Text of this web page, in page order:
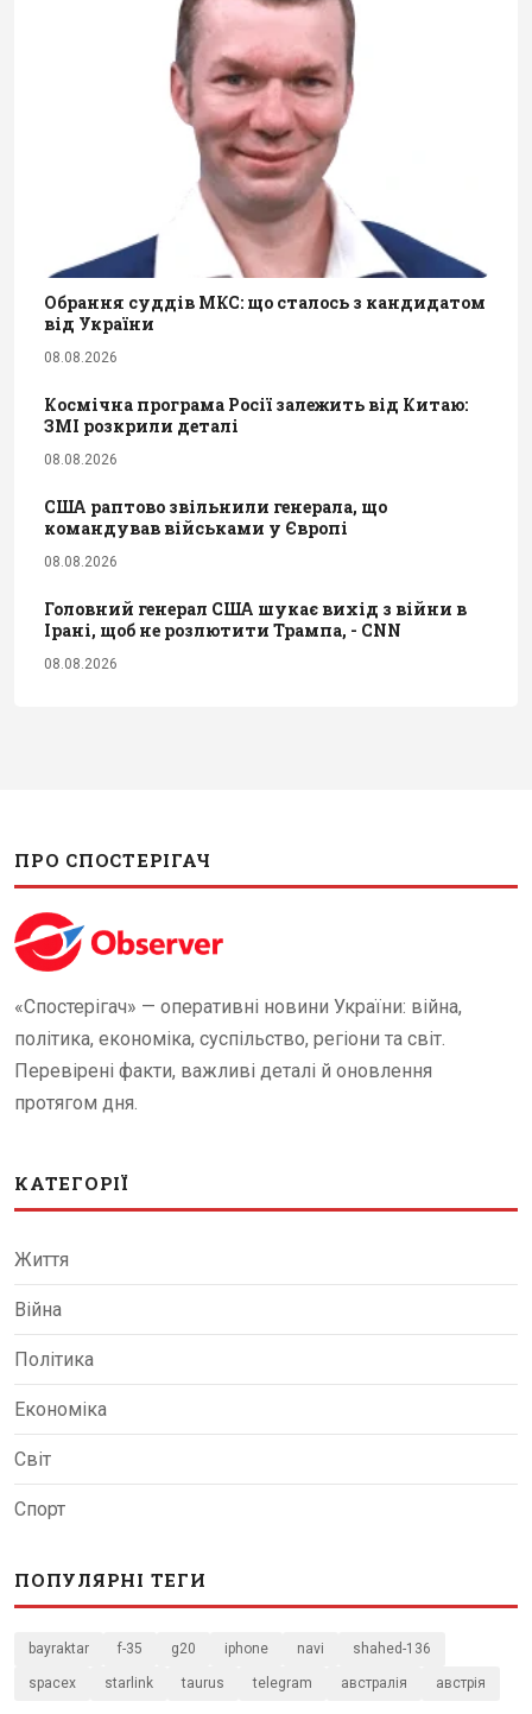
Обрання суддів МКС: що сталось з кандидатом
від України
08.08.2026
Космічна програма Росії залежить від Китаю:
ЗМІ розкрили деталі
08.08.2026
США раптово звільнили генерала, що
командував військами у Європі
08.08.2026
Головний генерал США шукає вихід з війни в
Ірані, щоб не розлютити Трампа, - CNN
08.08.2026
ПРО СПОСТЕРІГАЧ
«Спостерігач» — оперативні новини України: війна,
політика, економіка, суспільство, регіони та світ.
Перевірені факти, важливі деталі й оновлення
протягом дня.
КАТЕГОРІЇ
Життя
Війна
Політика
Економіка
Світ
Спорт
ПОПУЛЯРНІ ТЕГИ
bayraktar f-35 g20 iphone navi shahed-136
spacex starlink taurus telegram австралія австрія